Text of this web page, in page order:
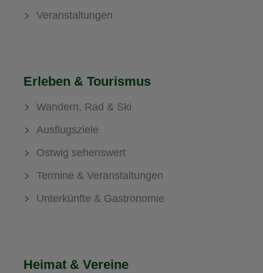
Veranstaltungen
Erleben & Tourismus
Wandern, Rad & Ski
Ausflugsziele
Ostwig sehenswert
Termine & Veranstaltungen
Unterkünfte & Gastronomie
Heimat & Vereine